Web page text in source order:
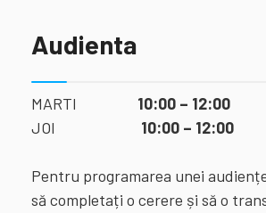
Audienta
MARTI 10:00 – 12:00
JOI 10:00 – 12:00
Pentru programarea unei
să completați o cerere și să o